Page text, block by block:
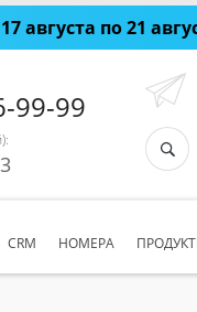
августа по 21
99-99
CRM НОМЕРА